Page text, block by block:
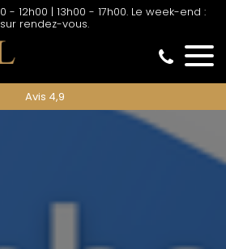
sur rendez-vous.
Avis 4,9